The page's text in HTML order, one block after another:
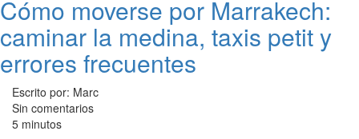
Cómo moverse por Marrakech:
caminar la medina, taxis petit y
errores frecuentes
Escrito por: Marc
Sin comentarios
5 minutos